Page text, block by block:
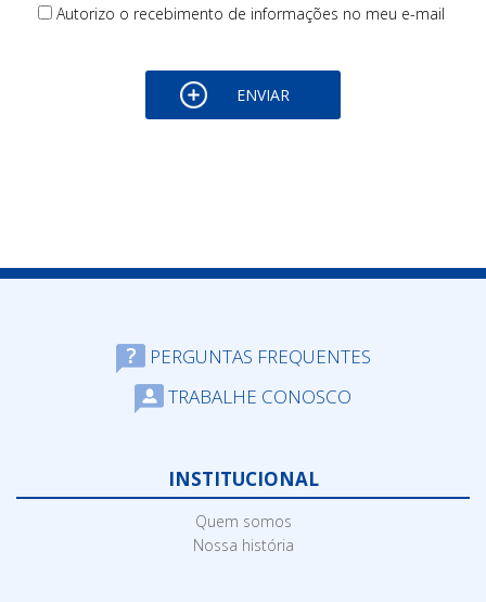
Autorizo o recebimento de informações no meu e-mail
PERGUNTAS FREQUENTES
TRABALHE CONOSCO
INSTITUCIONAL
Quem somos
Nossa história